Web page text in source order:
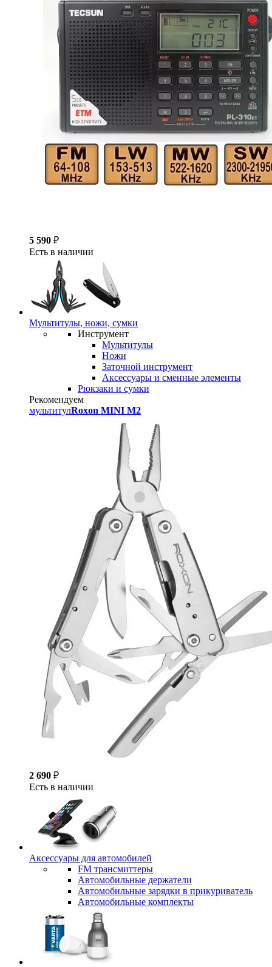
5 590 ₽
Есть в наличии
Мультитулы, ножи, сумки
Инструмент
Мультитулы
Ножи
Заточной инструмент
Аксессуары и сменные элементы
Рюкзаки и сумки
Рекомендуем
мультитулRoxon MINI M2
2 690 ₽
Есть в наличии
Аксессуары для автомобилей
FM трансмиттеры
Автомобильные держатели
Автомобильные зарядки в прикуриватель
Автомобильные комплекты